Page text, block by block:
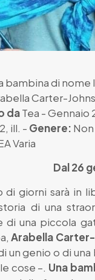
bambina di nome
Carter-
daTea - Gennaio
ill. - Genere:
Varia
Dal 26
di giorni sarà in
di una
di una piccola
Arabella
un genio o di
cose –. Una